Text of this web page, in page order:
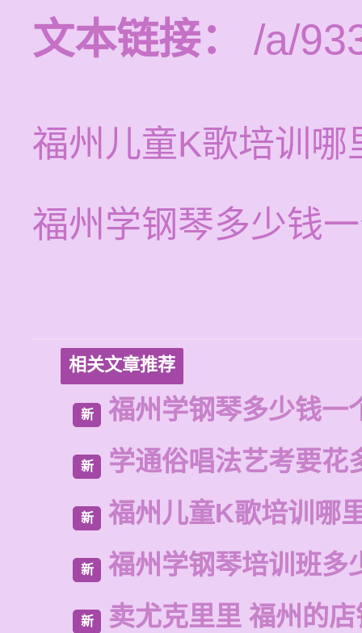
文本链接：
/a/
福州儿童K歌培训哪
福州学钢琴多少钱
相关文章推荐
新 福州学钢琴多少钱一
新 学通俗唱法艺考要花
新 福州儿童K歌培训哪
新 福州学钢琴培训班多
新 卖尤克里里 福州的